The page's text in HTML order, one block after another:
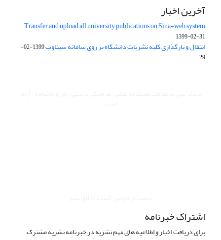
آخرین اخبار
Transfer and upload all university publications on Sina-web system
1399-02-31
انتقال و بارگذاری کلیه نشریات دانشگاه بر روی سامانه سیناوب
1399-02-
29
اشتراک خبرنامه
برای دریافت اخبار و اطلاعیه های مهم نشریه در خبرنامه نشریه مشترک